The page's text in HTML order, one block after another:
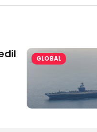
GLOBAL